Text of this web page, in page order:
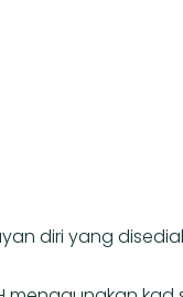
diri yang